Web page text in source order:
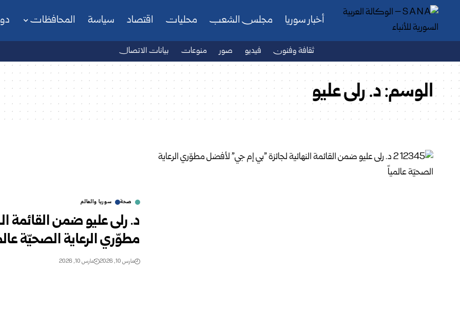
أخبار سوريا مجلس الشعب محليات اقتصاد سياسة المحافظات
ثقافة وفنون فيديو صور منوعات بيانات الاتصال
الوسم:د. رلى عليو
صحة سوريا والعالم
د. رلى عليو ضمن القائمة
مطوّري الرعاية الصحيّة
مارس 10, 2026 مارس 10, 2026